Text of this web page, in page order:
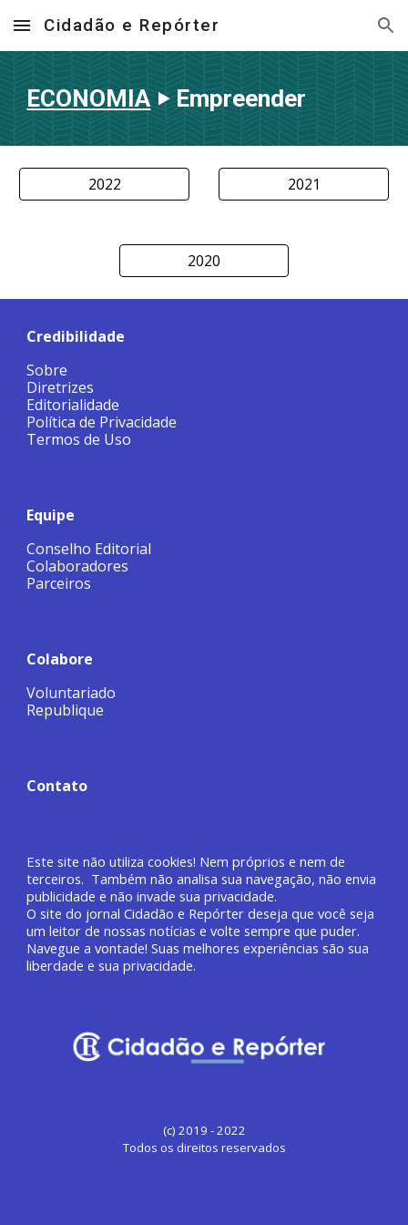
Skip to main content Skip to navigation
Cidadão e Repórter
ECONOMIA‣ Empreender
2022 2021
2020
Credibilidade
Sobre
Diretrizes
Editorialidade
Política de Privacidade
Termos de Uso
Equipe
Conselho Editorial
Colaboradores
Parceiros
Colabore
Voluntariado
Republique
Contato
Este site não utiliza cookies! Nem próprios e nem de
terceiros. Também não analisa sua navegação, não envia
publicidade e não invade sua privacidade.
O site do jornalCidadão e Repórter deseja que você seja
um leitor de nossas notícias e volte sempre que puder.
Navegue a vontade! Suas melhores experiências são sua
liberdade e sua privacidade.
(c) 2019 - 2022
Todos os direitos reservados